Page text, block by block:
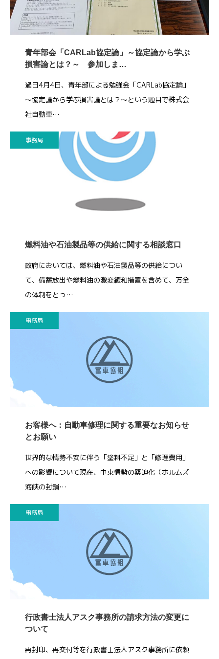
青年部会「CARLab協定論」～協定論から学ぶ
損害論とは？～ 参加しま…
過日4月4日、青年部による勉強会「CARLab協定論」
～協定論から学ぶ損害論とは？～という題目で株式会
社自動車…
事務局
燃料油や石油製品等の供給に関する相談窓口
政府においては、燃料油や石油製品等の供給につい
て、備蓄放出や燃料油の激変緩和措置を含めて、万全
の体制をとっ…
事務局
お客様へ：自動車修理に関する重要なお知らせ
とお願い
世界的な情勢不安に伴う「塗料不足」と「修理費用」
への影響について現在、中東情勢の緊迫化（ホルムズ
海峡の封鎖…
事務局
行政書士法人アスク事務所の請求方法の変更に
ついて
再封印、再交付等を行政書士法人アスク事務所に依頼